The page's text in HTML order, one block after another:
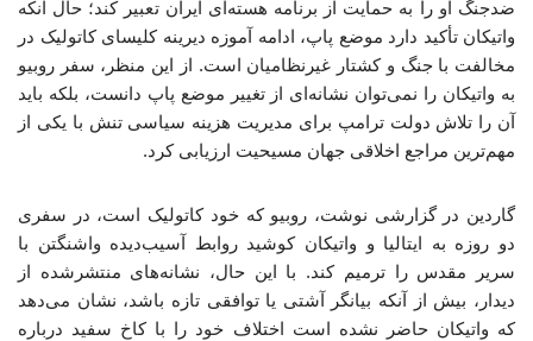
ضدجنگ او را به حمایت از برنامه هسته‌ای ایران تعبیر کند؛ حال آنکه
واتیکان تأکید دارد موضع پاپ، ادامه آموزه دیرینه کلیسای کاتولیک در
مخالفت با جنگ و کشتار غیرنظامیان است. از این منظر، سفر روبیو
به واتیکان را نمی‌توان نشانه‌ای از تغییر موضع پاپ دانست، بلکه باید
آن را تلاش دولت ترامپ برای مدیریت هزینه سیاسی تنش با یکی از
مهم‌ترین مراجع اخلاقی جهان مسیحیت ارزیابی کرد.
گاردین در گزارشی نوشت، روبیو که خود کاتولیک است، در سفری
دو روزه به ایتالیا و واتیکان کوشید روابط آسیب‌دیده واشنگتن با
سریر مقدس را ترمیم کند. با این حال، نشانه‌های منتشرشده از
دیدار، بیش از آنکه بیانگر آشتی یا توافقی تازه باشد، نشان می‌دهد
که واتیکان حاضر نشده است اختلاف خود را با کاخ سفید درباره